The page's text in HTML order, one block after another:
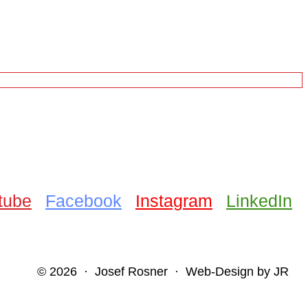
Facebook Instagram LinkedIn
© 2026 · Josef Rosner · Web-Design by JR